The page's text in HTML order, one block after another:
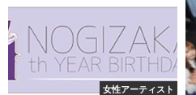
女性アーティスト